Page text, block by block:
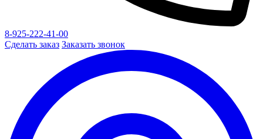
8-925-222-41-00
Сделать заказ Заказать звонок